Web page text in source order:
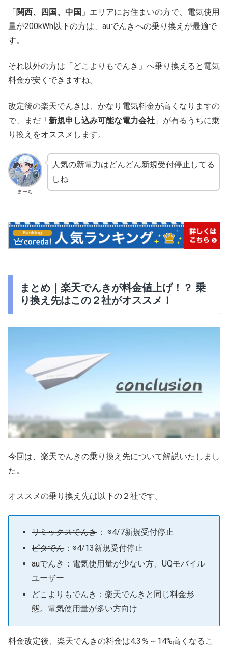
「関西、四国、中国 」エリアにお住まいの方で、電気使用
量が200kWh以下の方は、auでんき への乗り換えが最適で
す。
それ以外の方は「どこよりもでんき」へ乗り換えると電気
料金が安くできますね。
改定後の楽天でんきは、かなり電気料金が高くなりますの
で、まだ「新規申し込み可能な電力会社 」が有るうちに乗
り換えをオススメします。
まーち
人気の新電力はどんどん新規受付停止してる
しね
まとめ｜楽天でんきが料金値上げ！？ 乗
り換え先はこの２社がオススメ！
今回は、楽天でんきの乗り換え先について解説いたしまし
た。
オススメの乗り換え先は以下の２社です。
リミックスでんき ： ※4/7新規受付停止
ピタでん：※4/13新規受付停止
auでんき： 電気使用量が少ない方、UQモバイル
ユーザー
どこよりもでんき：楽天でんきと同じ料金形
態。電気使用量が多い方向け
料金改定後、楽天でんきの料金は4.3％～14%高くなるこ